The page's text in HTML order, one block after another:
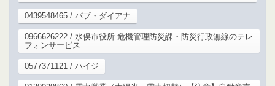
0439548465 / パブ・ダイアナ
0966626222 / 水俣市役所 危機管理防災課・防災行政無線のテレ
フォンサービス
0577371121 / ハイジ